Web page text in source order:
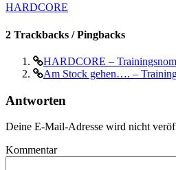
HARDCORE
2 Trackbacks / Pingbacks
HARDCORE –
Am Stock gehen…. –
Antworten
Deine E-Mail-Adresse wird nicht
Kommentar